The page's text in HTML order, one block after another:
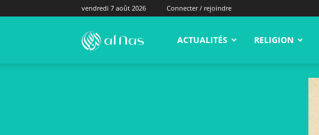
vendredi 7 août 2026 Connecter / rejoindre
alNas.fr ACTUALITÉS RELIGION